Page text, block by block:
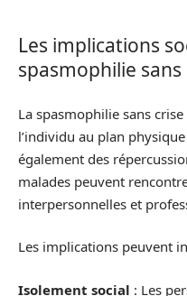
Les implications
spasmophilie sans
La spasmophilie sans
l’individu au plan
également des
malades peuvent
interpersonnelles et
Les implications peuvent
Isolement social : Les